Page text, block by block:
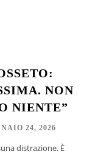
NON
NIENTE”
24, 2026
distrazione. È